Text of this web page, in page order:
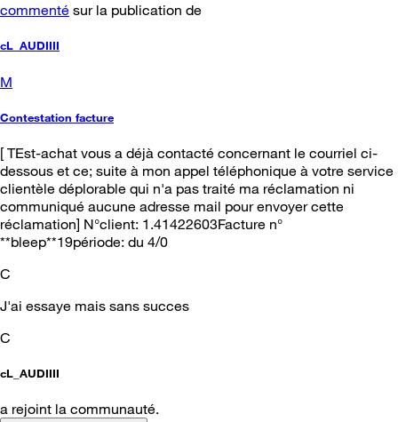
commenté sur la publication de
cL_AUDIIII
M
Contestation facture
[ TEst-achat vous a déjà contacté concernant le courriel ci-
dessous et ce; suite à mon appel téléphonique à votre service
clientèle déplorable qui n'a pas traité ma réclamation ni
communiqué aucune adresse mail pour envoyer cette
réclamation] N°client: 1.41422603Facture n°
**bleep**19période: du 4/0
C
J'ai essaye mais sans succes
C
cL_AUDIIII
a rejoint la communauté.